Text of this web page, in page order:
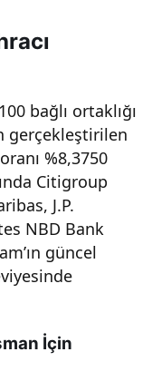
bağlı ortaklığı
gerçekleştirilen
%8,3750
Citigroup
J.P.
NBD Bank
güncel
İçin